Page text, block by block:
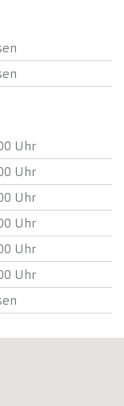
Uhr
Uhr
Uhr
Uhr
Uhr
Uhr